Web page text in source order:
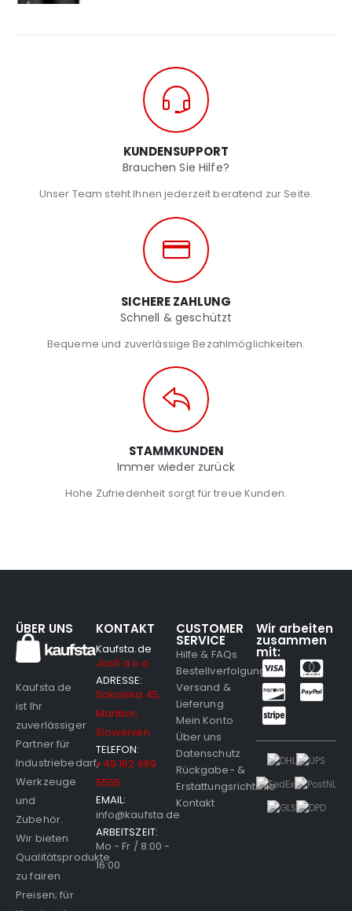
KUNDENSUPPORT
Brauchen Sie Hilfe?
Unser Team steht Ihnen jederzeit beratend zur Seite.
SICHERE ZAHLUNG
Schnell & geschützt
Bequeme und zuverlässige Bezahlmöglichkeiten.
STAMMKUNDEN
Immer wieder zurück
Hohe Zufriedenheit sorgt für treue Kunden.
ÜBER UNS
Kaufsta.de
ist Ihr
zuverlässiger
Partner für
Industriebedarf,
Werkzeuge
und
Zubehör.
Wir bieten
Qualitätsprodukte
zu fairen
Preisen; für
KONTAKT
Kaufsta.de
JosS d.o.o.
ADRESSE:
Sokolska 45,
Maribor,
Slowenien
TELEFON:
+49 162 669
5555
EMAIL:
info@kaufsta.de
ARBEITSZEIT:
Mo - Fr / 8:00 -
16:00
CUSTOMER
SERVICE
Hilfe & FAQs
Bestellverfolgung
Versand &
Lieferung
Mein Konto
Über uns
Datenschutz
Rückgabe- &
Erstattungsrichtlinie
Kontakt
Wir arbeiten
zusammen
mit: